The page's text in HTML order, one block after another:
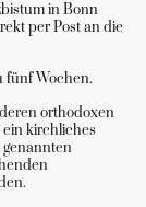
in Bonn
per Post an die
fünf Wochen.
orthodoxen
kirchliches